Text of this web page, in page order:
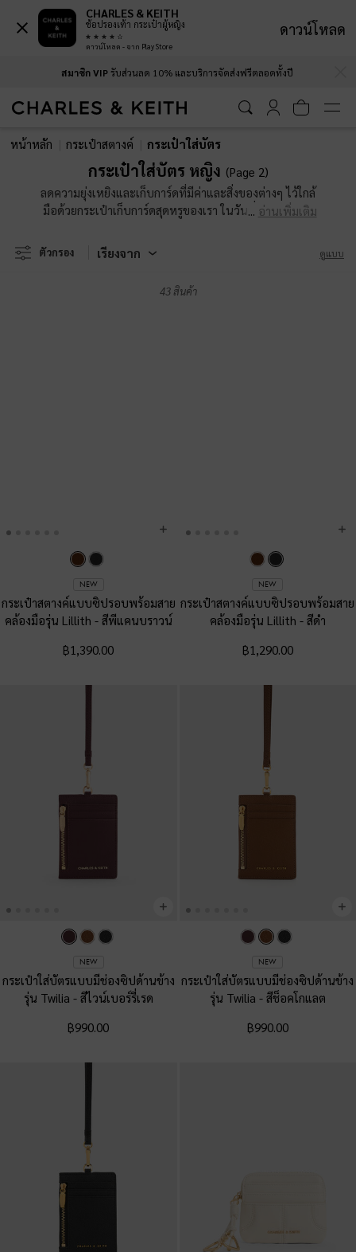
สมาชิก VIPรับส่วนลด 10% และบริการจัดส่งฟรีตลอดทั้งปี
สมาชิก VIP รับส่วนลด 10% และบริการจัดส่งฟรีตลอดทั้งปี
หน้าหลัก กระเป๋าสตางค์ กระเป๋าใส่บัตร
กระเป๋าใส่บัตร หญิง (Page 2)
ลดความยุ่งเหยิงและเก็บการ์ดที่มีค่าและสิ่งของต่างๆ ไว้ใกล้
มือด้วยกระเป๋าเก็บการ์ดสุดหรูของเรา ในวันที่กระแสสังคม
กายเท่านั้น ไม่ว่าคุณจะชอบที่ปิดแบบกระดุม ซิปด้านบน
หรือดีไซน์แบบหลายช่อง กระเป๋าใส่การ์ดสำหรับผู้หญิงของ
ใดก็ได้ หรือจะพกใส่กระเป๋ากางเกงในวันที่ไม่อยากถือ
อ่านเพิ่มเติม
ตัวกรอง เรียงจาก ดูแบบ
43 สินค้า
NEW
กระเป๋าสตางค์แบบซิปรอบพร้อมสาย
คล้องมือรุ่น Lillith - สีพีแคนบราวน์
฿1,390.00
NEW
กระเป๋าสตางค์แบบซิปรอบพร้อมสาย
คล้องมือรุ่น Lillith - สีดำ
฿1,290.00
NEW
กระเป๋าใส่บัตรแบบมีช่องซิปด้านข้าง
รุ่น Twilia - สีไวน์เบอร์รี่เรด
฿990.00
NEW
กระเป๋าใส่บัตรแบบมีช่องซิปด้านข้าง
รุ่น Twilia - สีช็อคโกแลต
฿990.00
CHARLES & KEITH
ช้อปรองเท้า กระเป๋าผู้หญิง
ดาวน์โหลด - จาก Play Store
ดาวน์โหลด